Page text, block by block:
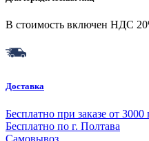
В стоимость включен НДС
Доставка
Бесплатно при заказе от 3000
Бесплатно по г. Полтава
Самовывоз